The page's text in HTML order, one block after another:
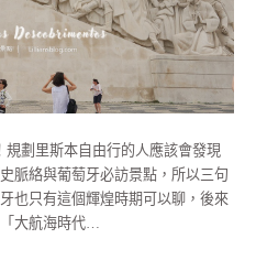
劃里斯本自由行的人應該會發現
脈絡與葡萄牙必訪景點，所以三句
也只有這個輝煌時期可以聊，後來
大航海時代…